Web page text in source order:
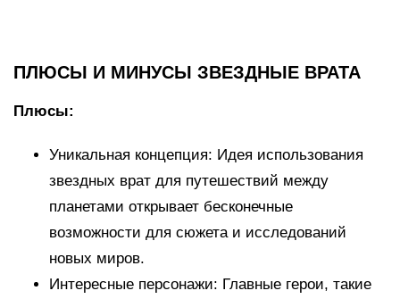
ПЛЮСЫ И МИНУСЫ ЗВЕЗДНЫЕ ВРАТА
Плюсы:
Уникальная концепция: Идея использования
звездных врат для путешествий между
планетами открывает бесконечные
возможности для сюжета и исследований
новых миров.
Интересные персонажи: Главные герои, такие